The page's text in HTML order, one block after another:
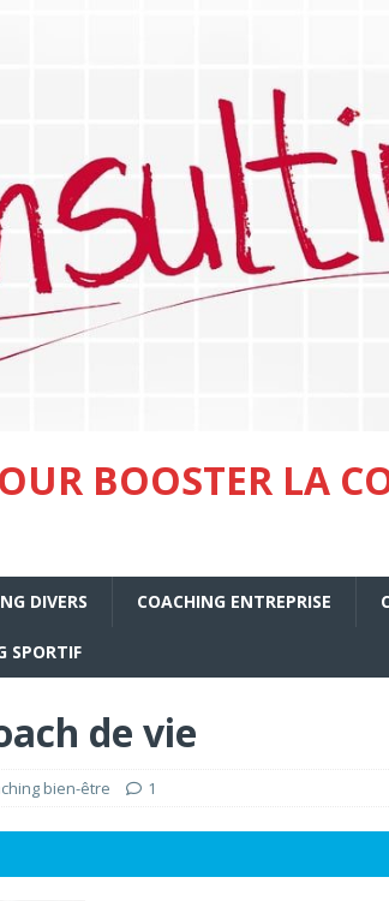
BOOSTER LA
DIVERS COACHING ENTREPRISE
SPORTIF
de vie
bien-être 1